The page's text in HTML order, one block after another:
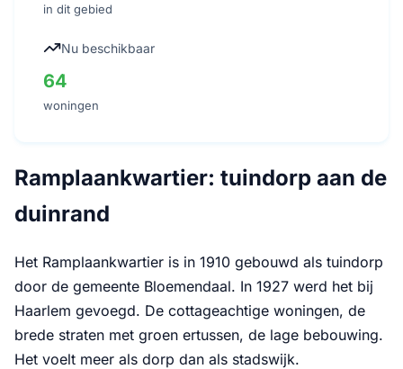
in dit gebied
Nu beschikbaar
64
woningen
Ramplaankwartier: tuindorp aan de
duinrand
Het Ramplaankwartier is in 1910 gebouwd als tuindorp
door de gemeente Bloemendaal. In 1927 werd het bij
Haarlem gevoegd. De cottageachtige woningen, de
brede straten met groen ertussen, de lage bebouwing.
Het voelt meer als dorp dan als stadswijk.